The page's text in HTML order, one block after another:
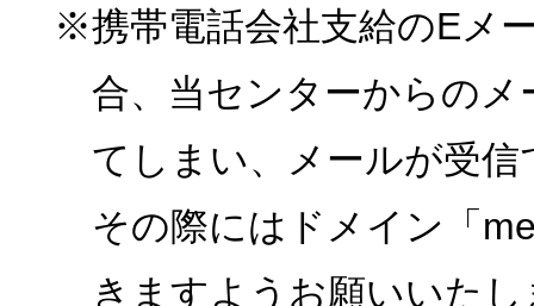
※携帯電話会社支給のEメ
合、当センターからの
てしまい、メールが受
その際にはドメイン「
きますようお願いいた